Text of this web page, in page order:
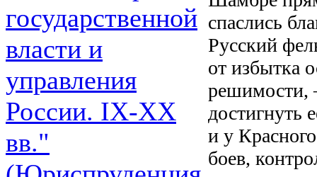
государственной
власти и
управления
России. IХ-ХХ
вв."
спаслись
Русский
от избытка
решимости,
достигнуть
и у
боев,